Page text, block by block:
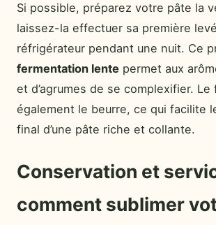
Si possible, préparez votre pâte la
laissez-la effectuer sa première
réfrigérateur pendant une nuit. Ce
fermentation lente permet aux
et d’agrumes de se complexifier.
également le beurre, ce qui facilite
final d’une pâte riche et collante.
Conservation et
comment sublimer